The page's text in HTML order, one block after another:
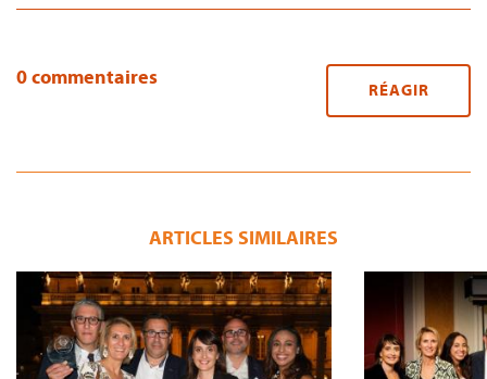
0 commentaires
RÉAGIR
ARTICLES SIMILAIRES